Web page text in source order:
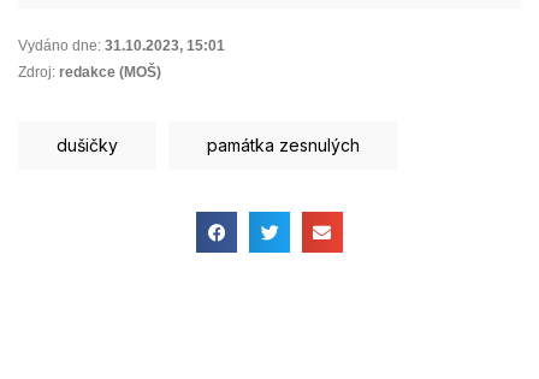
Vydáno dne: 31.10.2023, 15:01
Zdroj: redakce (MOŠ)
dušičky památka zesnulých